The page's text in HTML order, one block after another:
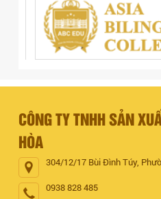
CÔNG TY TNHH SẢN
HÒA
304/12/17 Bùi Đình Túy,
0938 828 485